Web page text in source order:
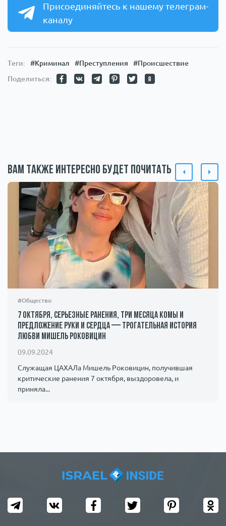
Присоединяйтесь к нашему телеграм-
каналу
Теги: #Криминал #Преступления
#Происшествие
Поделиться:
Вам также интересно будет почитать
#Общество
7 октября, серьезные ранения, три месяца комы и
предложение руки и сердца — трогательная история
любви Мишель Роковицин
09.09.2024
Служащая ЦАХАЛа Мишель Роковицин, получившая
критические ранения 7 октября, выздоровела, и
приняла...